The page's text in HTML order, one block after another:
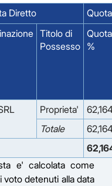
Diretto
Titolo di
Possesso
Quota
%
Proprieta'
Totale
e' calcolata come
voto detenuti alla data